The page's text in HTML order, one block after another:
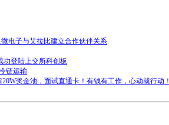
电子与艾拉比建立合作伙伴关系
功登陆上交所科创板
链运输
奖金池，面试直通卡！有钱有工作，心动就行动！